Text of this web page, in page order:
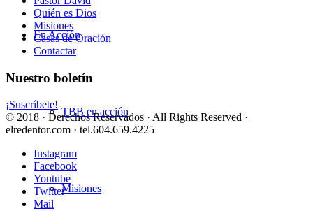
En Acción
TBB en acción
Misiones
Quién es Dios
Misiones
Casas de Oración
Contactar
Nuestro boletín
¡Suscríbete!
© 2018 · Derechos Reservados · All Rights Reserved ·
elredentor.com · tel.604.659.4225
Instagram
Facebook
Youtube
Twitter
Mail